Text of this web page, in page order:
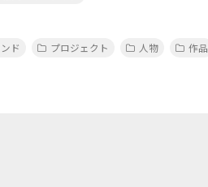
ド プロジェクト 人物
作品